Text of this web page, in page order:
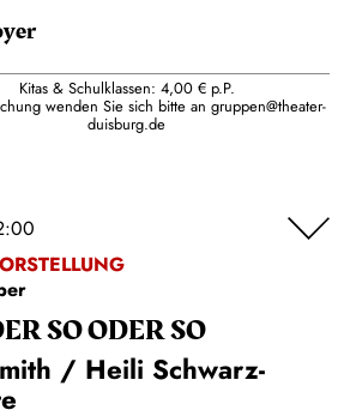
Kitas & Schulklassen: 4,00 € p.P.
wenden Sie sich bitte an gruppen@theater-
duisburg.de
SO ODER SO
/ Heili Schwarz-